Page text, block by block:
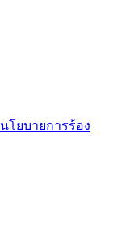
นโยบายการร้อง